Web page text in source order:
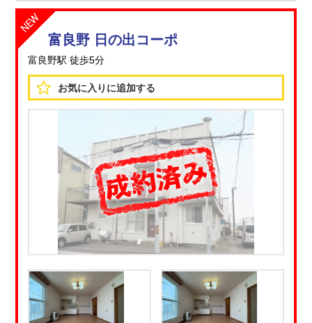
富良野 日の出コーポ
富良野駅 徒歩5分
お気に入りに追加する